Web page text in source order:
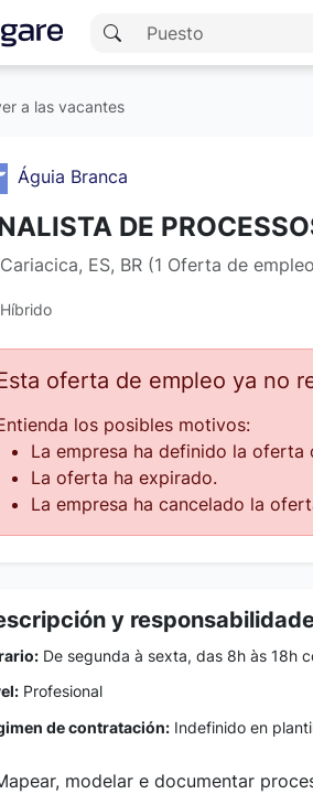
a las vacantes
Águia Branca
DE
Cariacica, ES, BR (1 Oferta de
Híbrido
oferta de empleo ya no
los posibles motivos:
La empresa ha definido la
La oferta ha expirado.
La empresa ha cancelado la
y
De segunda à sexta, das 8h às 18h
Profesional
de contratación: Indefinido en
modelar e documentar